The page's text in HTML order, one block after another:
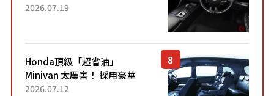
採用由「匠人技藝」打造的
2026.07.19
Honda頂級「超省油」
Minivan 太厲害！ 採用豪華
「真皮座椅」與專屬「黑色內
2026.07.12